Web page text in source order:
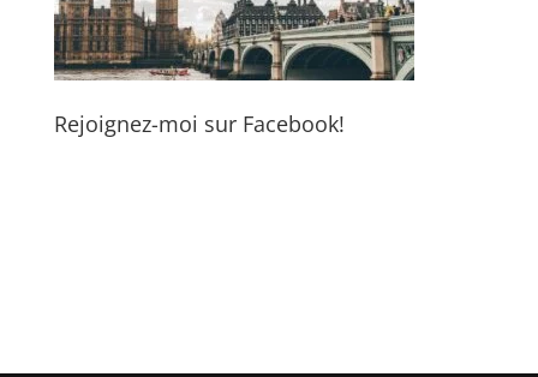
Rejoignez-moi sur Facebook!